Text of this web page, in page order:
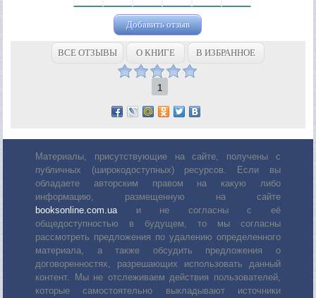
Добавить отзыв
ВСЕ ОТЗЫВЫ О КНИГЕ В ИЗБРАННОЕ
1
Материалы, присутствующие на сайте, получены с
публичных (широкодоступных) ресурсов. Если вы
обладаете авторским правом на какую либо
информацию, размещенную на сайте
booksonline.com.uaи не согласны с её
общедоступностью в будущем, то мы согласны
рассмотреть предложения по удалению определенного
материала, а также обсудить предложения о
договоренностях, разрешающих использовать данный
контент. Мы не отслеживаем действия пользователей,
которые самостоятельно выкладывают источники